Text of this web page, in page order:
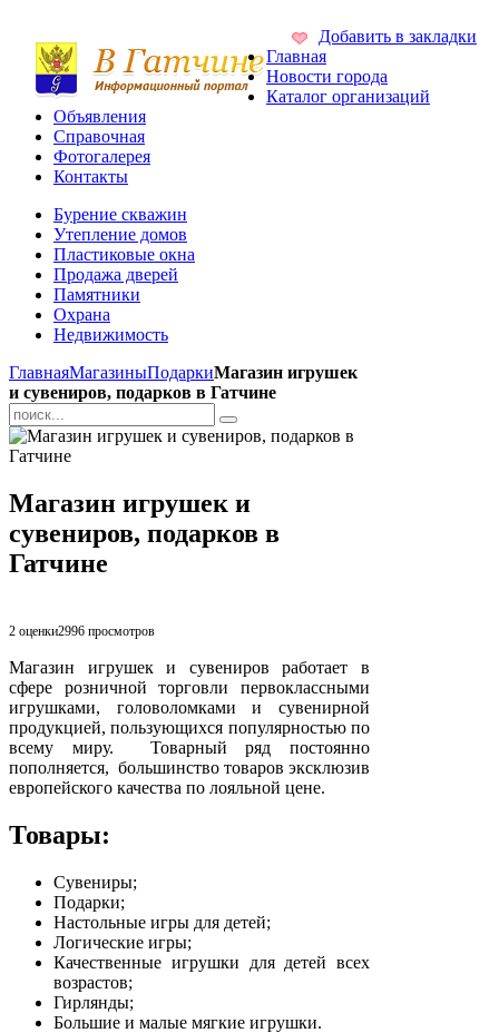
Добавить в закладки
Главная
Новости города
Каталог организаций
Объявления
Справочная
Фотогалерея
Контакты
Бурение скважин
Утепление домов
Пластиковые окна
Продажа дверей
Памятники
Охрана
Недвижимость
ГлавнаяМагазиныПодаркиМагазин игрушек
и сувениров, подарков в Гатчине
Магазин игрушек и
сувениров, подарков в
Гатчине
2 оценки2996 просмотров
Магазин игрушек и сувениров работает в
сфере розничной торговли первоклассными
игрушками, головоломками и сувенирной
продукцией, пользующихся популярностью по
всему миру. Товарный ряд постоянно
пополняется, большинство товаров эксклюзив
европейского качества по лояльной цене.
Товары:
Сувениры;
Подарки;
Настольные игры для детей;
Логические игры;
Качественные игрушки для детей всех
возрастов;
Гирлянды;
Большие и малые мягкие игрушки.